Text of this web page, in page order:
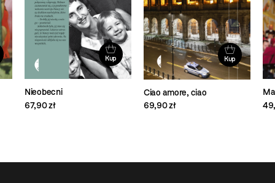
Kup
Nieobecni
67,90 zł
Kup
Ciao amore, ciao
69,90 zł